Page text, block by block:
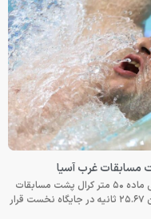
هومر عباسی، شناگر تیم ملی ایران، در دور مقدماتی ماده ۵۰ متر کرال پشت مسابقات